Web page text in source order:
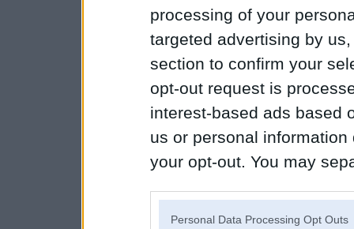
processing of your
targeted advertising by
section to confirm your
opt-out request is
interest-based ads based
us or personal
your opt-out. You may
Personal Data Processing Opt Outs